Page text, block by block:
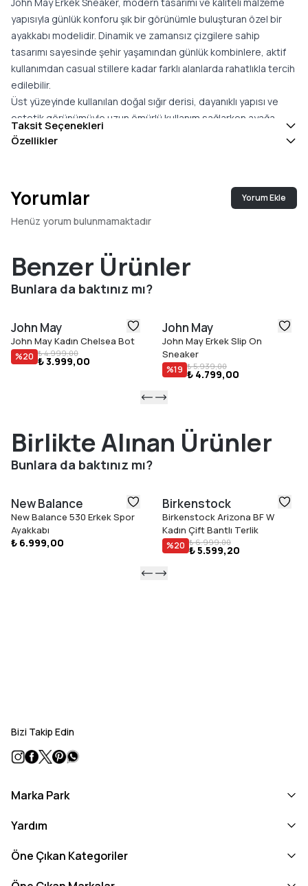
yapısıyla günlük konforu şık bir görünümle buluşturan özel bir
ayakkabı modelidir. Dinamik ve zamansız çizgilere sahip
tasarımı sayesinde şehir yaşamından günlük kombinlere, aktif
kullanımdan casual stillere kadar farklı alanlarda rahatlıkla tercih
edilebilir.
Üst yüzeyinde kullanılan doğal sığır derisi, dayanıklı yapısı ve
estetik görünümüyle uzun ömürlü kullanım sağlarken ayağa
konforlu bir uyum sunar. İç kısmında yer alan dana deri astar,
Faylon taban yapısı, hafif ve dayanıklı özellikleriyle yürüyüş
sırasında dengeli bir kullanım sunar. Zeminle güçlü temas
sağlayarak tutuş performansını artırırken, günlük kullanımda
Türkiye''de üretilen John May Erkek Sneaker, kaliteli işçiliği,
doğal deri kullanımı ve fonksiyonel tasarımıyla hem spor hem de
casual kombinlerde şıklığı ve rahatlığı bir arada arayan erkekler
Doğal sığır derisi üst yüzey
Nefes alabilen dana deri iç astar
Hafif ve dayanıklı faylon taban
Spor ve casual kombinler için ideal
40–44 beden aralığı
Türkiye''de üretilmiştir.
Taksit Seçenekleri
Özellikler
Yorumlar Yorum Ekle
Henüz yorum bulunmamaktadır
Benzer Ürünler
Bunlara da baktınız mı?
John May
John May Kadın Chelsea Bot
%20 ₺ 4.999,00
₺ 3.999,00
John May
John May Erkek Slip On
Sneaker
%19 ₺ 5.939,00
₺ 4.799,00
Birlikte Alınan Ürünler
Bunlara da baktınız mı?
New Balance
New Balance 530 Erkek Spor
Ayakkabı
₺ 6.999,00
Birkenstock
Birkenstock Arizona BF W
Kadın Çift Bantlı Terlik
%20 ₺ 6.999,00
₺ 5.599,20
Bizi Takip Edin
Marka Park
Yardım
Öne Çıkan Kategoriler